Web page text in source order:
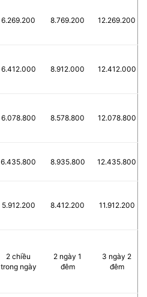
6.269.200 8.769.200 12.269.200
6.412.000 8.912.000 12.412.000
6.078.800 8.578.800 12.078.800
6.435.800 8.935.800 12.435.800
5.912.200 8.412.200 11.912.200
2 chiều
trong ngày
2 ngày 1
đêm
3 ngày 2
đêm